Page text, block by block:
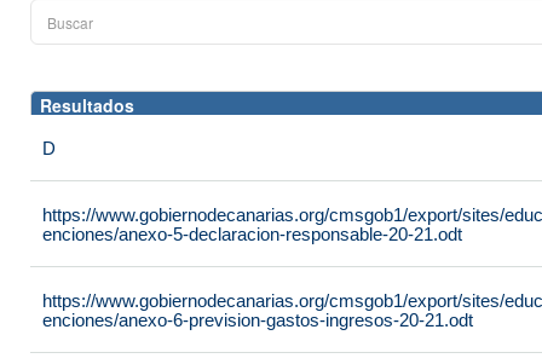
Resultados
D
https://www.gobiernodecanarias.org/cmsgob1/export/sites/
enciones/anexo-5-declaracion-responsable-20-21.odt
https://www.gobiernodecanarias.org/cmsgob1/export/sites/
enciones/anexo-6-prevision-gastos-ingresos-20-21.odt